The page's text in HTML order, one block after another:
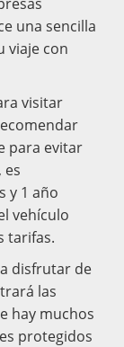
una sencilla
viaje con
visitar
para evitar
es
y 1 año
vehículo
tarifas.
disfrutar de
las
hay muchos
protegidos